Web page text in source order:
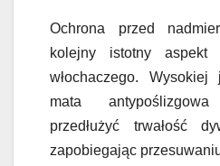
Ochrona przed
kolejny istotny aspekt
włochaczego.
mata
przedłużyć trwałość
zapobiegając